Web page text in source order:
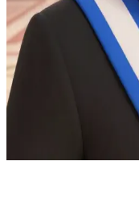
Мер Андре Буржуа -
Ви - стурбований
Буржуа в його
проблему, але він
доньки.\nЙого телефон
переконати його
знову здасться під
скажете, щоб